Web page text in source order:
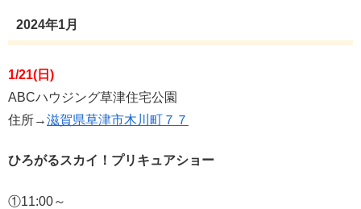
2024年1月
1/21(日)
ABCハウジング草津住宅公園
住所→滋賀県草津市木川町７７
ひろがるスカイ！プリキュアショー
①11:00～